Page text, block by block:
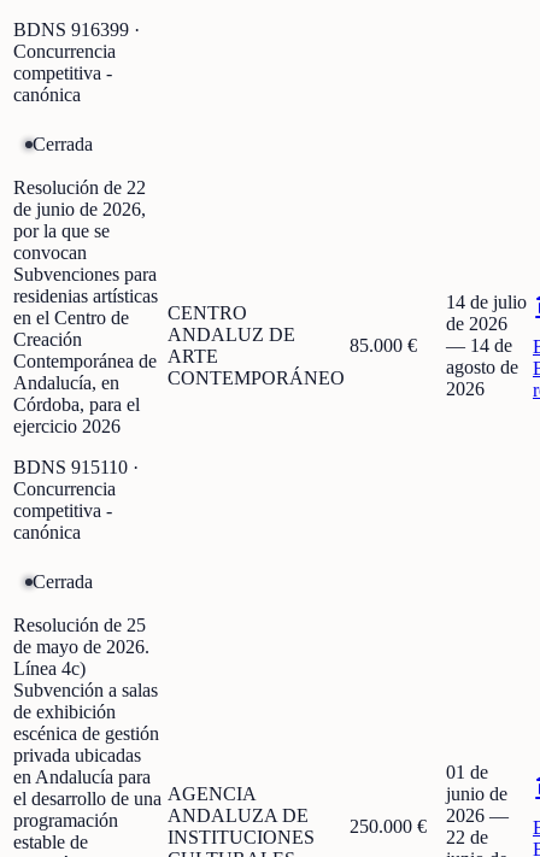
BDNS 916399 ·
Concurrencia
competitiva -
canónica
Cerrada
Resolución de 22
de junio de 2026,
por la que se
convocan
Subvenciones para
residenias artísticas
en el Centro de
Creación
Contemporánea de
Andalucía, en
Córdoba, para el
ejercicio 2026
BDNS 915110 ·
Concurrencia
competitiva -
canónica
CENTRO
ANDALUZ DE
ARTE
CONTEMPORÁNEO
85.000 €
14 de julio
de 2026
— 14 de
agosto de
2026
Cerrada
Resolución de 25
de mayo de 2026.
Línea 4c)
Subvención a salas
de exhibición
escénica de gestión
privada ubicadas
en Andalucía para
el desarrollo de una
programación
estable de
AGENCIA
ANDALUZA DE
INSTITUCIONES
250.000 €
01 de
junio de
2026 —
22 de